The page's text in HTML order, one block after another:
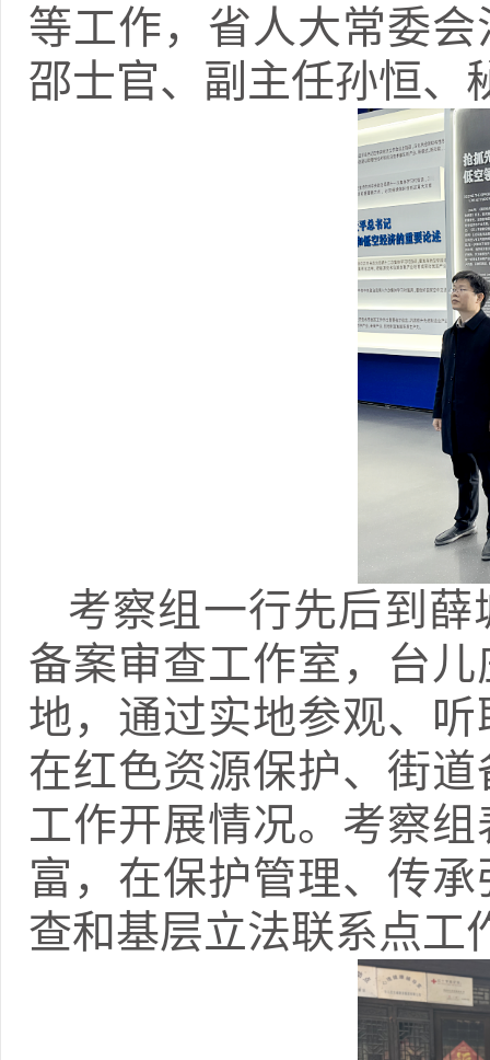
等工作，省人大常委
邵士官、副主任孙恒、
考察组一行先后到
备案审查工作室，台
地，通过实地参观、
在红色资源保护、街
工作开展情况。考察
富，在保护管理、传
查和基层立法联系点工